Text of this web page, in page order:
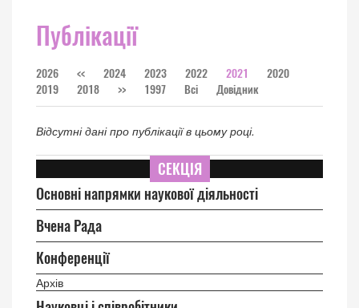
Публікації
2026 << 2024 2023 2022 2021
2020
2019
2018 >> 1997 Всі Довідник
Відсутні дані про публікації в цьому році.
СЕКЦІЯ
Основні напрямки наукової діяльності
Вчена Рада
Конференції
Архів